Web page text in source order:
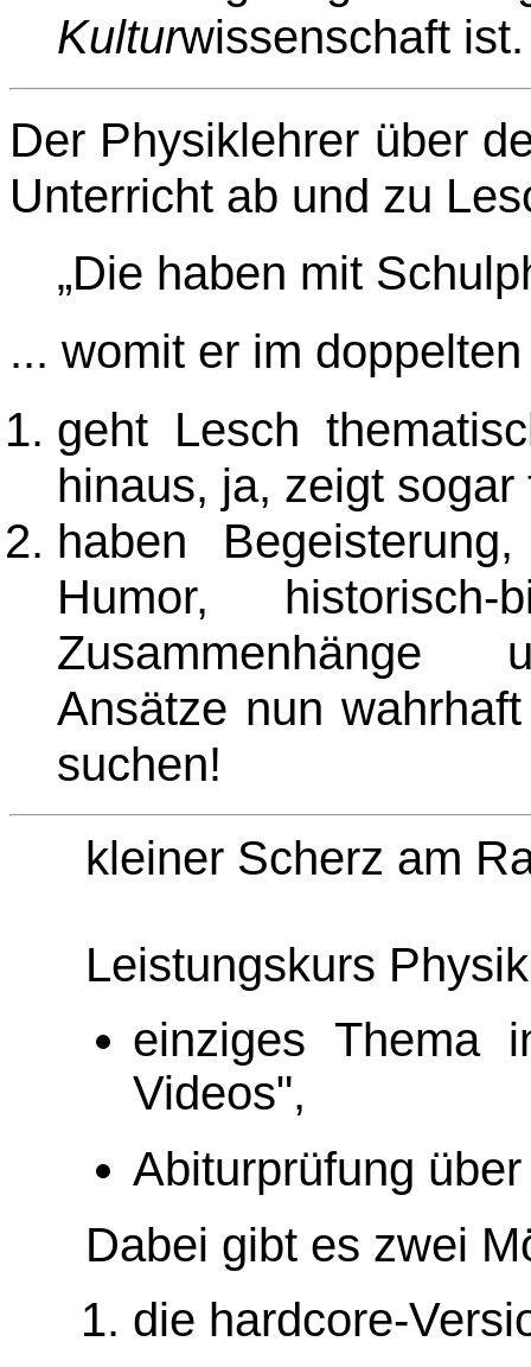
Kulturwissenschaft ist.
Der Physiklehrer über
Unterricht ab und zu
„Die haben mit
... womit er im
geht Lesch
hinaus, ja, zeigt
haben
Humor, historisch-
Zusammenhänge
Ansätze nun
suchen!
kleiner Scherz am
Leistungskurs
einziges Thema
Videos",
Abiturprüfung
Dabei gibt es zwei
die hardcore-